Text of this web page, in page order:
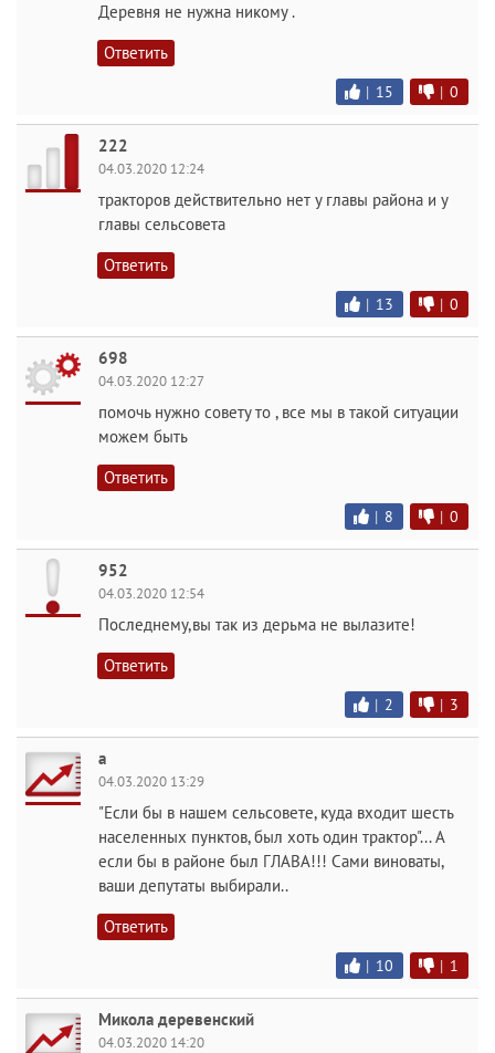
Деревня не нужна никому .
Ответить
| 15 | 0
222
04.03.2020 12:24
тракторов действительно нет у главы района и у
главы сельсовета
Ответить
| 13 | 0
698
04.03.2020 12:27
помочь нужно совету то , все мы в такой ситуации
можем быть
Ответить
| 8 | 0
952
04.03.2020 12:54
Последнему,вы так из дерьма не вылазите!
Ответить
| 2 | 3
а
04.03.2020 13:29
"Если бы в нашем сельсовете, куда входит шесть
населенных пунктов, был хоть один трактор"... А
если бы в районе был ГЛАВА!!! Сами виноваты,
ваши депутаты выбирали..
Ответить
| 10 | 1
Микола деревенский
04.03.2020 14:20